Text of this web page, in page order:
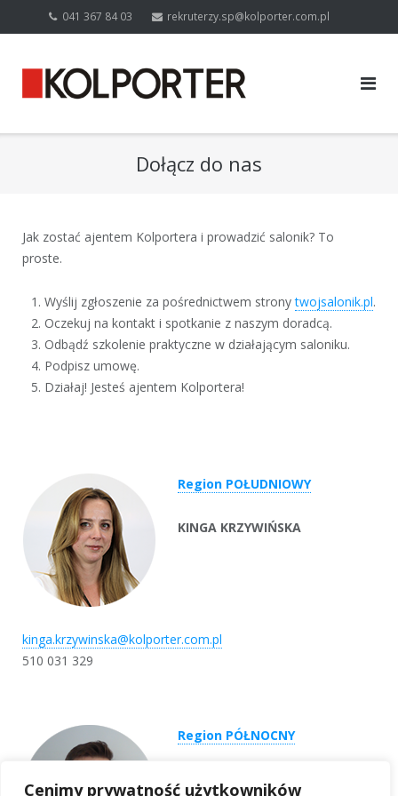
Cenimy prywatność użytkowników
to
041 367 84 03 rekruterzy.sp@kolporter.com.pl
Dołącz do nas
Jak zostać ajentem Kolportera i prowadzić salonik? To
proste.
Wyślij zgłoszenie za pośrednictwem stronytwojsalonik.pl.
Oczekuj na kontakt i spotkanie z naszym doradcą.
Odbądź szkolenie praktyczne w działającym saloniku.
Podpisz umowę.
Działaj! Jesteś ajentem Kolportera!
Region POŁUDNIOWY
KINGA KRZYWIŃSKA
kinga.krzywinska@kolporter.com.pl
510 031 329
Region PÓŁNOCNY